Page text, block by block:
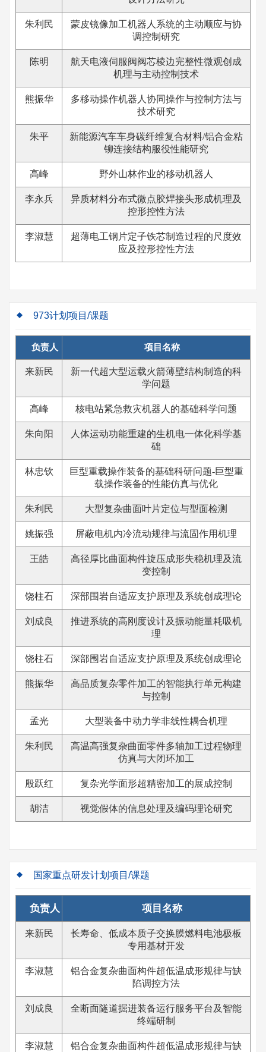
朱利民
蒙皮镜像加工机器人系统的主动顺应与协
调控制研究
陈明
航天电液伺服阀阀芯棱边完整性微观创成
机理与主动控制技术
熊振华
多移动操作机器人协同操作与控制方法与
技术研究
朱平
新能源汽车车身碳纤维复合材料/铝合金粘
铆连接结构服役性能研究
高峰 野外山林作业的移动机器人
李永兵
异质材料分布式微点胶焊接头形成机理及
控形控性方法
李淑慧
超薄电工钢片定子铁芯制造过程的尺度效
应及控形控性方法
973计划项目/课题
负责人 项目名称
来新民
新一代超大型运载火箭薄壁结构制造的科
学问题
高峰 核电站紧急救灾机器人的基础科学问题
朱向阳
人体运动功能重建的生机电一体化科学基
础
林忠钦
巨型重载操作装备的基础科研问题-巨型重
载操作装备的性能仿真与优化
朱利民 大型复杂曲面叶片定位与型面检测
姚振强 屏蔽电机内冷流动规律与流固作用机理
王皓
高径厚比曲面构件旋压成形失稳机理及流
变控制
饶柱石 深部围岩自适应支护原理及系统创成理论
刘成良
推进系统的高刚度设计及振动能量耗吸机
理
饶柱石 深部围岩自适应支护原理及系统创成理论
熊振华
高品质复杂零件加工的智能执行单元构建
与控制
孟光 大型装备中动力学非线性耦合机理
朱利民
高温高强复杂曲面零件多轴加工过程物理
仿真与大闭环加工
殷跃红 复杂光学面形超精密加工的展成控制
胡洁 视觉假体的信息处理及编码理论研究
国家重点研发计划项目/课题
负责人 项目名称
来新民
长寿命、低成本质子交换膜燃料电池极板
专用基材开发
李淑慧
铝合金复杂曲面构件超低温成形规律与缺
陷调控方法
刘成良
全断面隧道掘进装备运行服务平台及智能
终端研制
李淑慧
铝合金复杂曲面构件超低温成形规律与缺